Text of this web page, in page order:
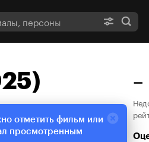
–
отметить фильм или
просмотренным